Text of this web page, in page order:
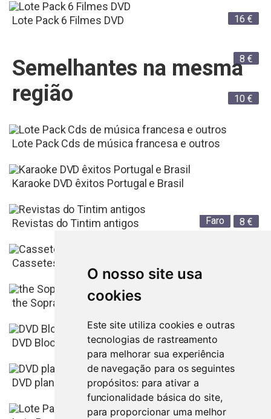
O nosso site usa
cookies
Este site utiliza cookies e outras
tecnologias de rastreamento
para melhorar sua experiência
de navegação para os seguintes
propósitos: para ativar a
funcionalidade básica do site,
para proporcionar uma melhor
16 €
8 €
Lote Pack 6 Filmes DVD
10 €
Semelhantes na mesma
região
Lote Pack Cds de música francesa e outros
Faro 8 €
Karaoke DVD êxitos Portugal e Brasil
Revistas do Tintim antigos
Cassetes Video VHS Sony 180
Faro
the Sopranos - Box edição especial
DVD Blood Diamond - Diamante de Sangue
DVD planeta Ronaldo